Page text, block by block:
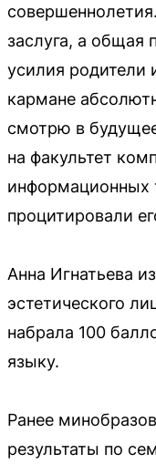
заслуга, а общая
усилия родители
кармане
смотрю в
на факультет
информационных
процитировали
Анна Игнатьева
эстетического
набрала 100
языку.
Ранее
результаты по